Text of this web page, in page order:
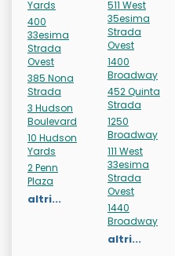
Yards
400
33esima
Strada
Ovest
385 Nona
Strada
3 Hudson
Boulevard
10 Hudson
Yards
2 Penn
Plaza
altri...
511 West
35esima
Strada
Ovest
1400
Broadway
452 Quinta
Strada
1250
Broadway
111 West
33esima
Strada
Ovest
1440
Broadway
altri...